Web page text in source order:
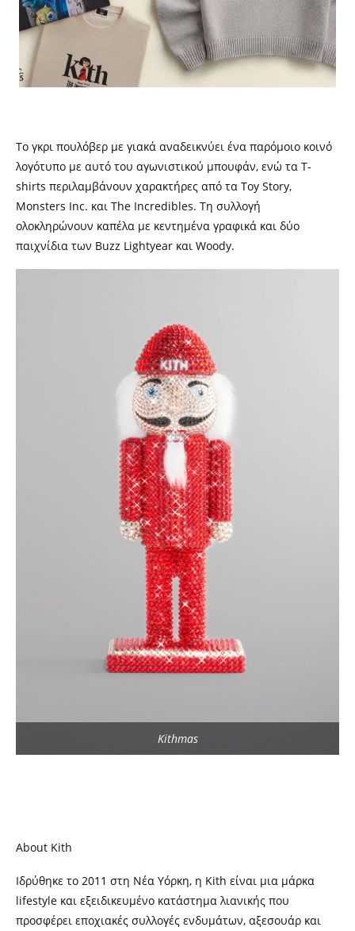
Το γκρι πουλόβερ με γιακά αναδεικνύει ένα παρόμοιο κοινό
λογότυπο με αυτό του αγωνιστικού μπουφάν, ενώ τα T-
shirts περιλαμβάνουν χαρακτήρες από τα Toy Story,
Monsters Inc. και The Incredibles. Τη συλλογή
ολοκληρώνουν καπέλα με κεντημένα γραφικά και δύο
παιχνίδια των Buzz Lightyear και Woody.
Kithmas
About Kith
Ιδρύθηκε το 2011 στη Νέα Υόρκη, η Kith είναι μια μάρκα
lifestyle και εξειδικευμένο κατάστημα λιανικής που
προσφέρει εποχιακές συλλογές ενδυμάτων, αξεσουάρ και